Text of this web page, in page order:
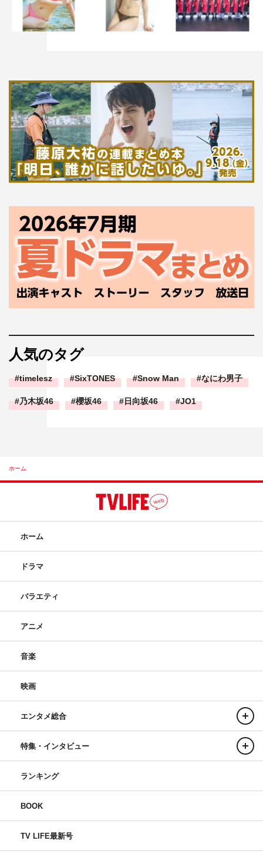
人気のタグ
timelesz SixTONES Snow Man なにわ男子
乃木坂46 櫻坂46 日向坂46 JO1
ホーム
ホーム
ドラマ
バラエティ
アニメ
音楽
映画
エンタメ総合
特集・インタビュー
ランキング
BOOK
TV LIFE最新号